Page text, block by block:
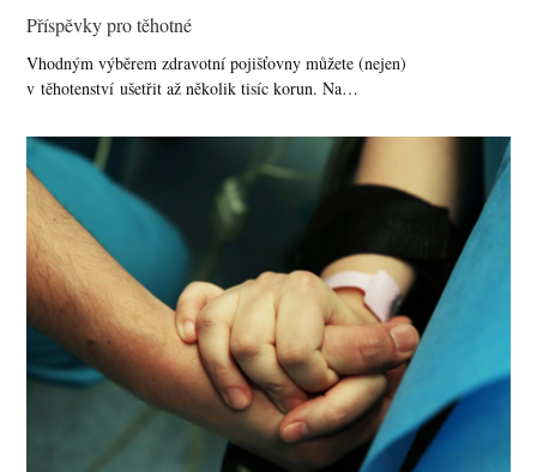
Příspěvky pro těhotné
Vhodným výběrem zdravotní pojišťovny můžete (nejen)
v těhotenství ušetřit až několik tisíc korun. Na…